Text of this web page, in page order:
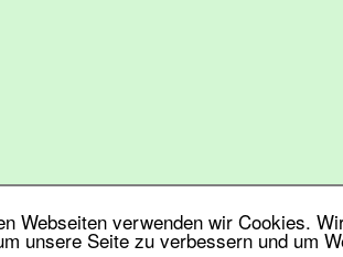
Webseiten verwenden wir Cookies.
unsere Seite zu verbessern und um